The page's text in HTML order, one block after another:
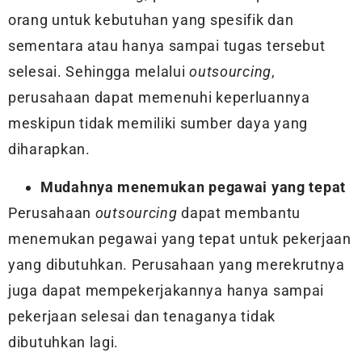
orang untuk kebutuhan yang spesifik dan
sementara atau hanya sampai tugas tersebut
selesai. Sehingga melaluioutsourcing,
perusahaan dapat memenuhi keperluannya
meskipun tidak memiliki sumber daya yang
diharapkan.
Mudahnya menemukan pegawai yang tepat
Perusahaan outsourcing dapat membantu
menemukan pegawai yang tepat untuk pekerjaan
yang dibutuhkan. Perusahaan yang merekrutnya
juga dapat mempekerjakannya hanya sampai
pekerjaan selesai dan tenaganya tidak
dibutuhkan lagi.